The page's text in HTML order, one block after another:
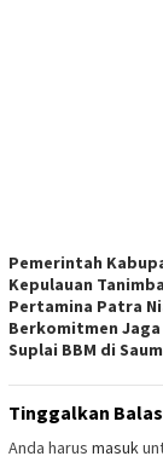
Pemerintah
Kepulauan
Pertamina Patra
Berkomitmen
Suplai BBM di
Tinggalkan
Anda harus masuk